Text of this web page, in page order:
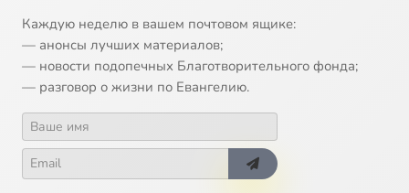
15 Глава IX.
16 Глава X. 2:16
17 Глава XI.
18 Глава XII.
Каждую неделю в вашем почтовом ящике:
— анонсы лучших материалов;
— новости подопечных Благотворительного фонда;
— разговор о жизни по Евангелию.